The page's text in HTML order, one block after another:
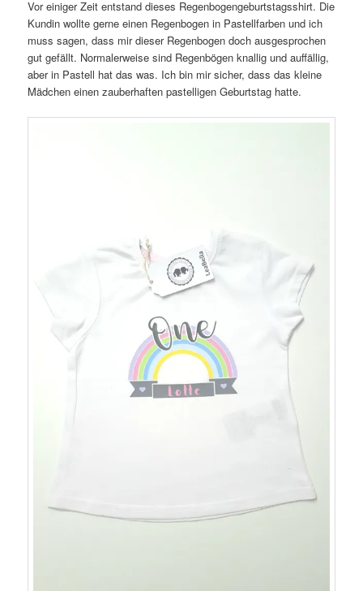
Vor einiger Zeit entstand dieses Regenbogengeburtstagsshirt. Die
Kundin wollte gerne einen Regenbogen in Pastellfarben und ich
muss sagen, dass mir dieser Regenbogen doch ausgesprochen
gut gefällt. Normalerweise sind Regenbögen knallig und auffällig,
aber in Pastell hat das was. Ich bin mir sicher, dass das kleine
Mädchen einen zauberhaften pastelligen Geburtstag hatte.